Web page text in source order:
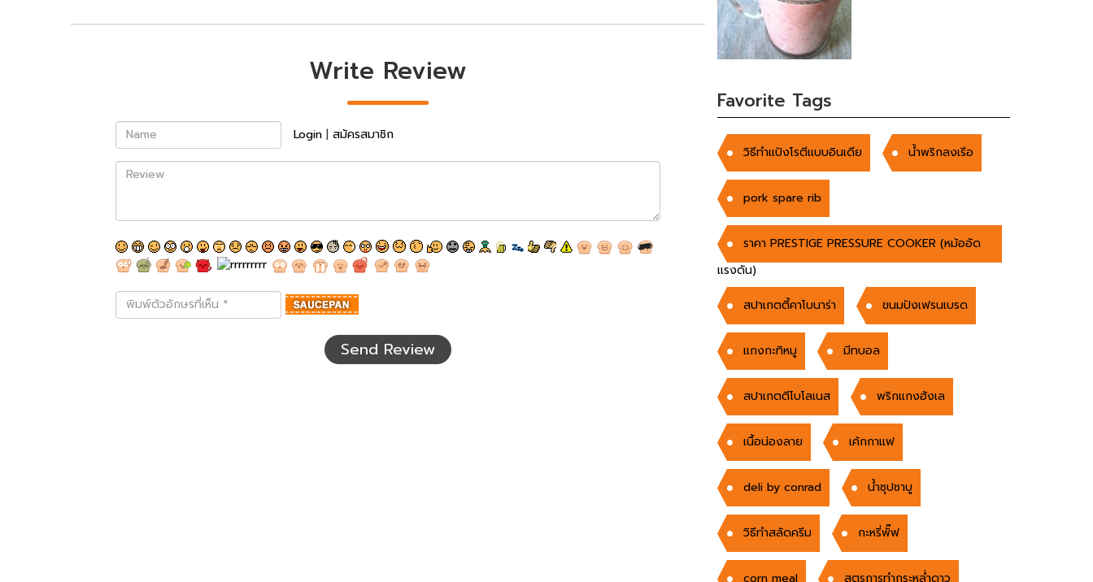
Write Review
Name Login | สมัครสมาชิก
Review
พิมพ์
ตัว
Send Review
Favorite Tags
วิธีทำเเป้งโรตีเเบบอินเดีย น้ำพริกลงเรีอ
pork spare rib
ราคา PRESTIGE PRESSURE COOKER (หม้ออัด
แรงดัน)
สปาเกตตี้คาโบนาร่า ขนมปังเฟรนเบรด
แกงกะทิหมู มีทบอล
สปาเกตตีโบโลเนส พริกแกงฮังเล
เนื้อน่องลาย เค้กกาแฟ
deli by conrad น้ำซุปชาบู
วิธีทำสลัดครีม กะหรี่พั๊ฟ
corn meal สูตรการทำกระหล่ำดาว